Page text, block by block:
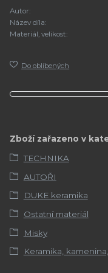
Autor:
Název díla:
Materiál, velikost:
Do oblíbených
Zboží zařazeno v
TECHNIKA
AUTOŘI
DUKE keramika
Ostatní materiál
Misky
Keramika,